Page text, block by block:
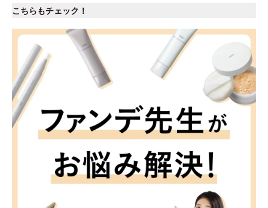
こちらもチェック！